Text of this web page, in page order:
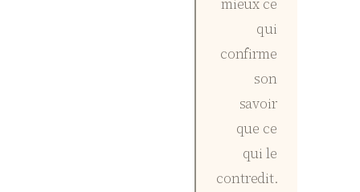
qui
confirme
son
savoir
que ce
qui le
contredit.